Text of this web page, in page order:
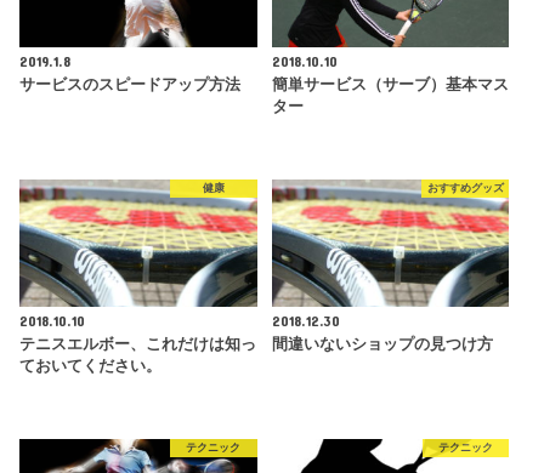
2019.1.8
サービスのスピードアップ方法
2018.10.10
簡単サービス（サーブ）基本マス
ター
健康
2018.10.10
テニスエルボー、これだけは知っ
ておいてください。
おすすめグッズ
2018.12.30
間違いないショップの見つけ方
テクニック テクニック